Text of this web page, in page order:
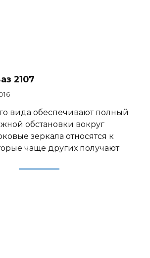
2107
вида обеспечивают полный
обстановки вокруг
зеркала относятся к
чаще других получают